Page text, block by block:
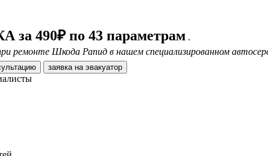
490₽ по 43 параметрам .
ремонте Шкода Рапид в нашем специализированном
заявка на эвакуатор